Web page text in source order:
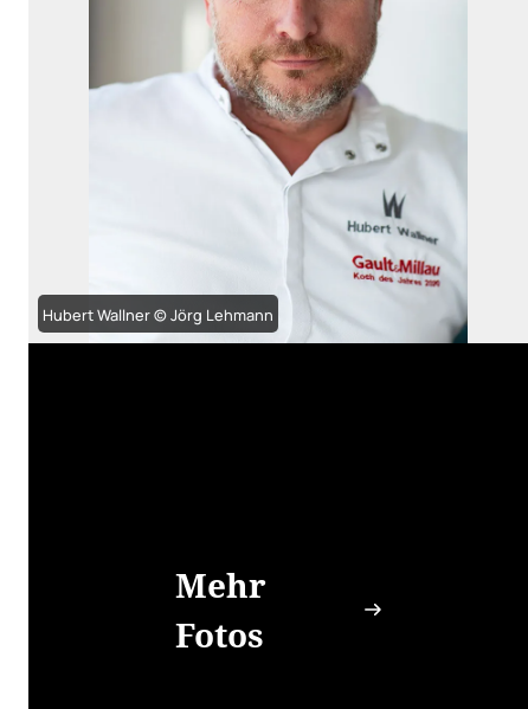
Hubert Wallner © Jörg Lehmann
Mehr
Fotos